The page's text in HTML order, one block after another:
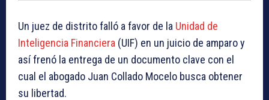
Un juez de distrito falló a favor de la Unidad de
Inteligencia Financiera (UIF) en un juicio de amparo y
así frenó la entrega de un documento clave con el
cual el abogado Juan Collado Mocelo busca obtener
su libertad.